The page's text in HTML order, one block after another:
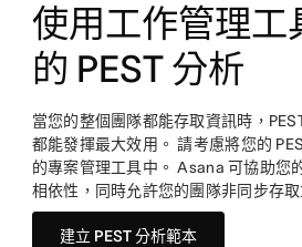
使用工作管理工
的 PEST 分析
當您的整個團隊都能存取資訊時，
都能發揮最大效用。 請考慮將您的
的專案管理工具中。 Asana 可協助您
相依性，同時允許您的團隊非同步存取
建立 PEST 分析範本